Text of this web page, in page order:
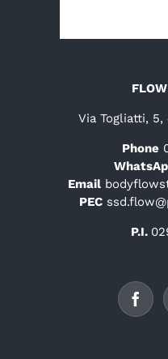
Via Togliatti, 5,
Phone
Email
PEC
P.I.